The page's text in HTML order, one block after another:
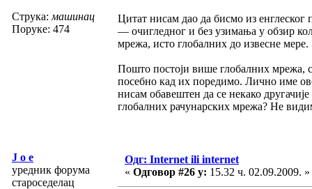
Струка: машинац
Поруке: 474
Цитат нисам дао да бисмо из
— очигледног и без узимања у обзир
мрежа, исто глобалних до извесне мере.
Пошто постоји више глобалних мрежа,
посебно кад их поредимо. Лично име
нисам обавештен да се некако
глобалних рачунарских мрежа? Не
J o e
уредник форума
староседелац
Одг: Internet ili internet
« Одговор #26 у: 15.32 ч. 02.09.2009. »